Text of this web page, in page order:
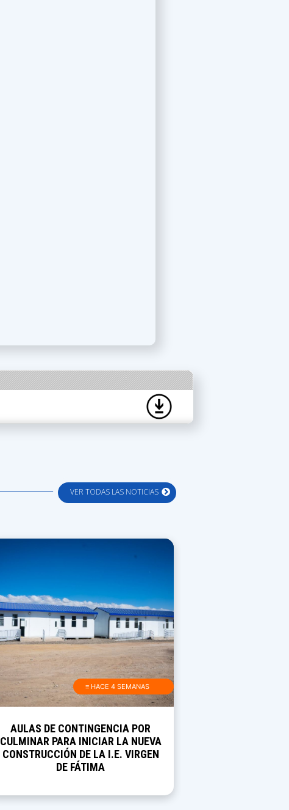
VER TODAS LAS NOTICIAS
≡ HACE 4 SEMANAS
AULAS DE CONTINGENCIA POR
CULMINAR PARA INICIAR LA NUEVA
CONSTRUCCIÓN DE LA I.E. VIRGEN
DE FÁTIMA